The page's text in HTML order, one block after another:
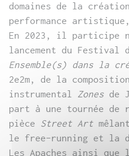
domaines de la
performance
En 2023, il participe
lancement du Festival
Ensemble(s) dans la
2e2m, de la
instrumental Zones de
part à une tournée de
pièce Street Art
le free-running et la
Les Apaches ainsi que